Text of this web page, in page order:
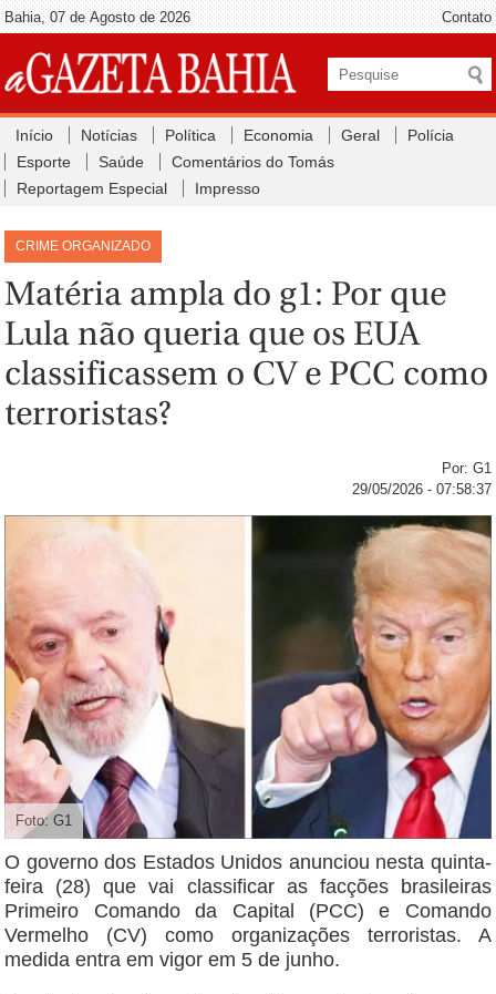
Bahia, 07 de Agosto de 2026 Contato
Início Notícias Política Economia Geral
Polícia
Esporte
Saúde
Comentários do Tomás
Reportagem Especial
Impresso
CRIME ORGANIZADO
Matéria ampla do g1: Por que
Lula não queria que os EUA
classificassem o CV e PCC como
terroristas?
Por: G1
29/05/2026 - 07:58:37
Foto: G1
O governo dos Estados Unidos anunciou nesta quinta-
feira (28) que vai classificar as facções brasileiras
Primeiro Comando da Capital (PCC) e Comando
Vermelho (CV) como organizações terroristas. A
medida entra em vigor em 5 de junho.